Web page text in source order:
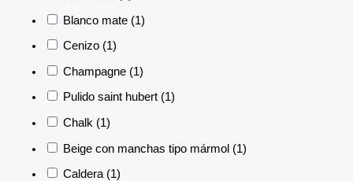
Blanco mate (1)
Cenizo (1)
Champagne (1)
Pulido saint hubert (1)
Chalk (1)
Beige con manchas tipo mármol (1)
Caldera (1)